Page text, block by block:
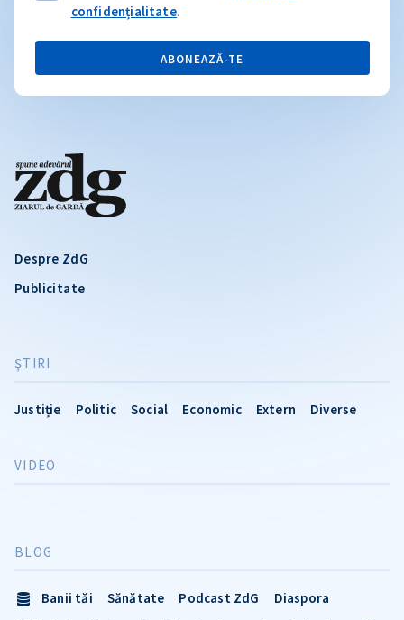
Despre ZdG
Publicitate
ŞTIRI
Justiție Politic Social Economic Extern Diverse
VIDEO
BLOG
Banii tăi Sănătate Podcast ZdG
Diaspora
confidențialitate.
ABONEAZĂ-TE